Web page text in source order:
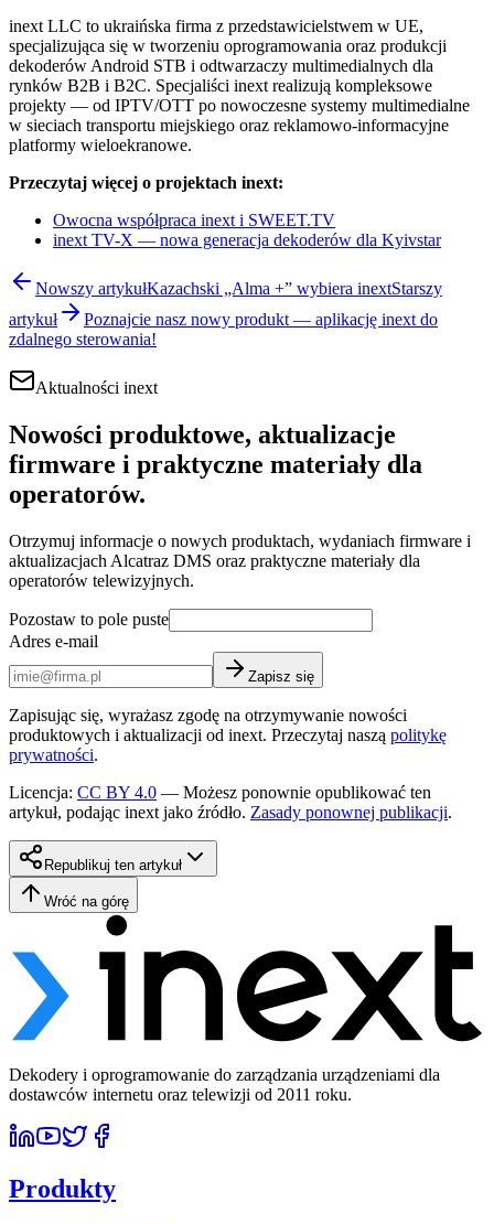
inext LLC to ukraińska firma z przedstawicielstwem w UE,
specjalizująca się w tworzeniu oprogramowania oraz produkcji
dekoderów Android STB i odtwarzaczy multimedialnych dla
rynków B2B i B2C. Specjaliści inext realizują kompleksowe
projekty — od IPTV/OTT po nowoczesne systemy multimedialne
w sieciach transportu miejskiego oraz reklamowo-informacyjne
platformy wieloekranowe.
Przeczytaj więcej o projektach inext:
Owocna współpraca inext i SWEET.TV
inext TV-X — nowa generacja dekoderów dla Kyivstar
Nowszy artykułKazachski „Alma +” wybiera inextStarszy
artykuł
Poznajcie nasz nowy produkt — aplikację inext do
zdalnego sterowania!
Aktualności inext
Nowości produktowe, aktualizacje
firmware i praktyczne materiały dla
operatorów.
Otrzymuj informacje o nowych produktach, wydaniach firmware i
aktualizacjach Alcatraz DMS oraz praktyczne materiały dla
operatorów telewizyjnych.
Pozostaw to pole puste
Adres e-mail
Zapisz się
Zapisując się, wyrażasz zgodę na otrzymywanie nowości
produktowych i aktualizacji od inext. Przeczytaj naszą politykę
prywatności.
Licencja: CC BY 4.0 — Możesz ponownie opublikować ten
artykuł, podając inext jako źródło. Zasady ponownej publikacji.
Republikuj ten artykuł
Wróć na górę
Dekodery i oprogramowanie do zarządzania urządzeniami dla
dostawców internetu oraz telewizji od 2011 roku.
Produkty